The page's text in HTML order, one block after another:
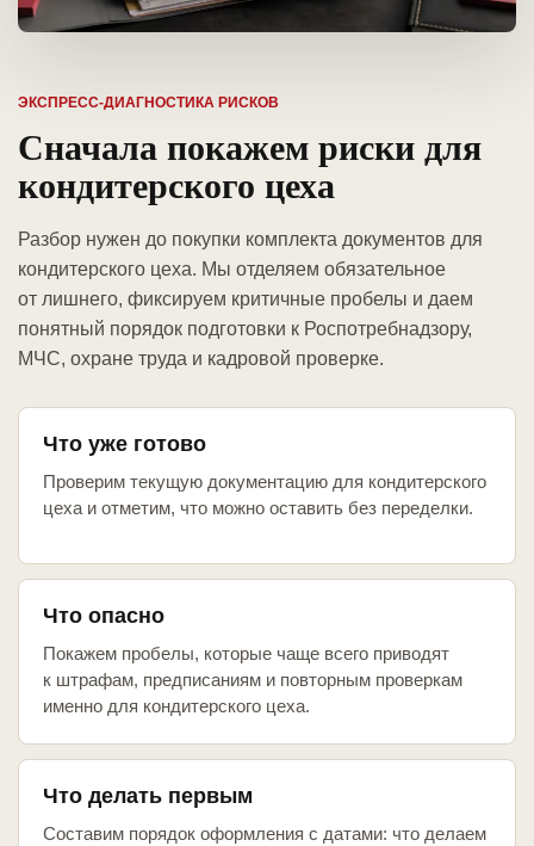
ЭКСПРЕСС-ДИАГНОСТИКА РИСКОВ
Сначала покажем риски для
кондитерского цеха
Разбор нужен до покупки комплекта документов для
кондитерского цеха. Мы отделяем обязательное
от лишнего, фиксируем критичные пробелы и даем
понятный порядок подготовки к Роспотребнадзору,
МЧС, охране труда и кадровой проверке.
Что уже готово
Проверим текущую документацию для кондитерского
цеха и отметим, что можно оставить без переделки.
Что опасно
Покажем пробелы, которые чаще всего приводят
к штрафам, предписаниям и повторным проверкам
именно для кондитерского цеха.
Что делать первым
Составим порядок оформления с датами: что делаем